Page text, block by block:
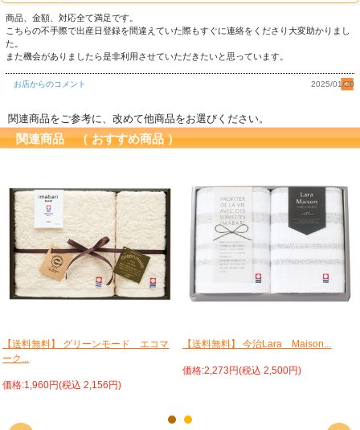
商品、金額、対応全て満足です。
こちらの不手際で出産日登録を間違えていた際もすぐに連絡をくださり大変助かりまし
た。
また機会がありましたら是非利用させていただきたいと思っています。
お店からのコメント 2025/01/20
関連商品をご参考に、改めて他商品をお選びください。
関連商品 （ おすすめ商品 ）
【送料無料】 グリーンモード エコマ
ーク...
価格:1,960円(税込 2,156円)
【送料無料】 今治Lara Maison...
価格:2,273円(税込 2,500円)